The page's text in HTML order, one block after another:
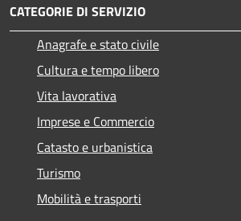
CATEGORIE DI SERVIZIO
Anagrafe e stato civile
Cultura e tempo libero
Vita lavorativa
Imprese e Commercio
Catasto e urbanistica
Turismo
Mobilità e trasporti